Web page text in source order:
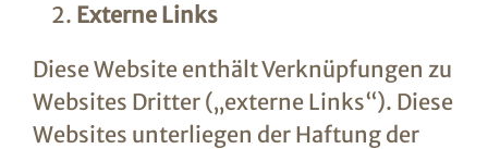
Externe Links
Diese Website enthält Verknüpfungen zu
Websites Dritter („externe Links“). Diese
Websites unterliegen der Haftung der